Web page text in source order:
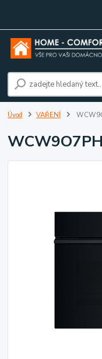
Úvod VAŘENÍ